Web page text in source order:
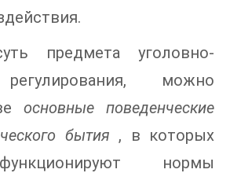
предмета уголовно-
можно
основные поведенческие
бытия , в которых
нормы